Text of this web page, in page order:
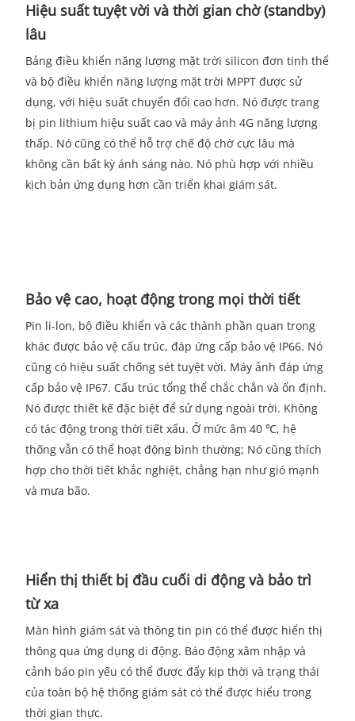
Hiệu suất tuyệt vời và thời gian chờ (standby)
lâu
Bảng điều khiển năng lượng mặt trời silicon đơn tinh thể
và bộ điều khiển năng lượng mặt trời MPPT được sử
dụng, với hiệu suất chuyển đổi cao hơn. Nó được trang
bị pin lithium hiệu suất cao và máy ảnh 4G năng lượng
thấp. Nó cũng có thể hỗ trợ chế độ chờ cực lâu mà
không cần bất kỳ ánh sáng nào. Nó phù hợp với nhiều
kịch bản ứng dụng hơn cần triển khai giám sát.
Bảo vệ cao, hoạt động trong mọi thời tiết
Pin li-lon, bộ điều khiển và các thành phần quan trọng
khác được bảo vệ cấu trúc, đáp ứng cấp bảo vệ IP66. Nó
cũng có hiệu suất chống sét tuyệt vời. Máy ảnh đáp ứng
cấp bảo vệ IP67. Cấu trúc tổng thể chắc chắn và ổn định.
Nó được thiết kế đặc biệt để sử dụng ngoài trời. Không
có tác động trong thời tiết xấu. Ở mức âm 40 ℃, hệ
thống vẫn có thể hoạt động bình thường; Nó cũng thích
hợp cho thời tiết khắc nghiệt, chẳng hạn như gió mạnh
và mưa bão.
Hiển thị thiết bị đầu cuối di động và bảo trì
từ xa
Màn hình giám sát và thông tin pin có thể được hiển thị
thông qua ứng dụng di động. Báo động xâm nhập và
cảnh báo pin yếu có thể được đẩy kịp thời và trạng thái
của toàn bộ hệ thống giám sát có thể được hiểu trong
thời gian thực.